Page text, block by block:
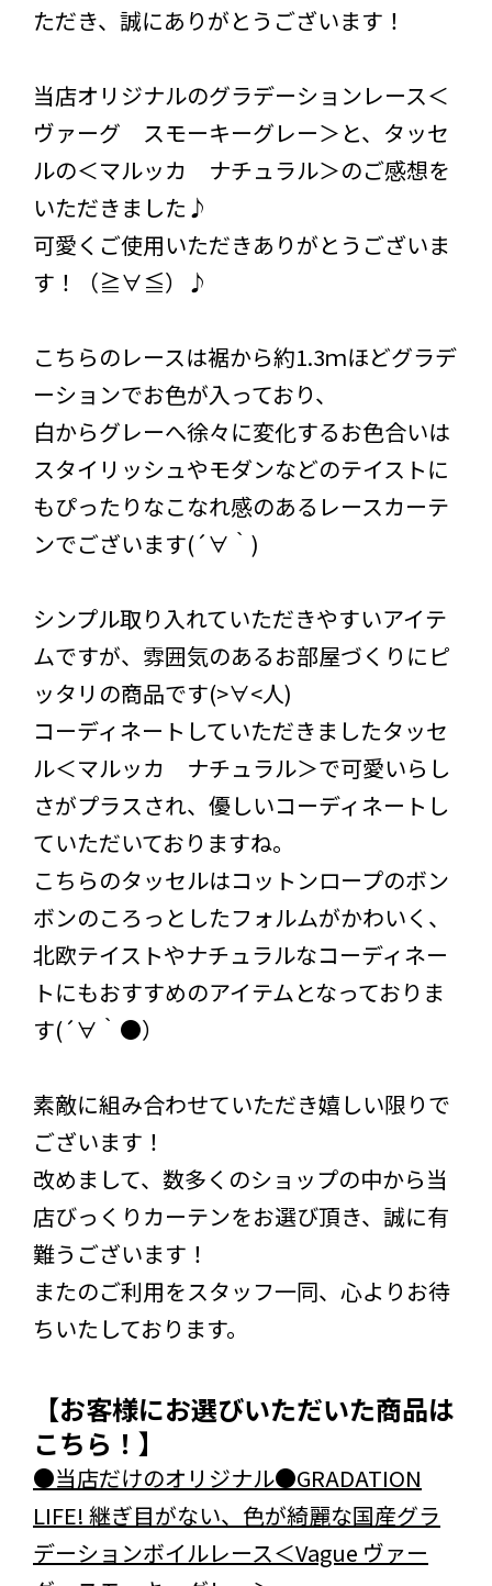
ただき、誠にありがとうございます！
当店オリジナルのグラデーションレース＜
ヴァーグ スモーキーグレー＞と、タッセ
ルの＜マルッカ ナチュラル＞のご感想を
いただきました♪
可愛くご使用いただきありがとうございま
す！（≧∀≦）♪
こちらのレースは裾から約1.3ｍほどグラデ
ーションでお色が入っており、
白からグレーへ徐々に変化するお色合いは
スタイリッシュやモダンなどのテイストに
もぴったりなこなれ感のあるレースカーテ
ンでございます(´∀｀)
シンプル取り入れていただきやすいアイテ
ムですが、雰囲気のあるお部屋づくりにピ
ッタリの商品です(>∀<人)
コーディネートしていただきましたタッセ
ル＜マルッカ ナチュラル＞で可愛いらし
さがプラスされ、優しいコーディネートし
ていただいておりますね。
こちらのタッセルはコットンロープのボン
ボンのころっとしたフォルムがかわいく、
北欧テイストやナチュラルなコーディネー
トにもおすすめのアイテムとなっておりま
す(´∀｀●）
素敵に組み合わせていただき嬉しい限りで
ございます！
改めまして、数多くのショップの中から当
店びっくりカーテンをお選び頂き、誠に有
難うございます！
またのご利用をスタッフ一同、心よりお待
ちいたしております。
【お客様にお選びいただいた商品は
こちら！】
●当店だけのオリジナル●GRADATION
LIFE! 継ぎ目がない、色が綺麗な国産グラ
デーションボイルレース＜Vague ヴァー